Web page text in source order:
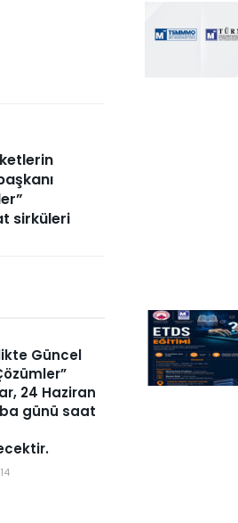
sirküleri
Güncel
24 Haziran
günü saat
14